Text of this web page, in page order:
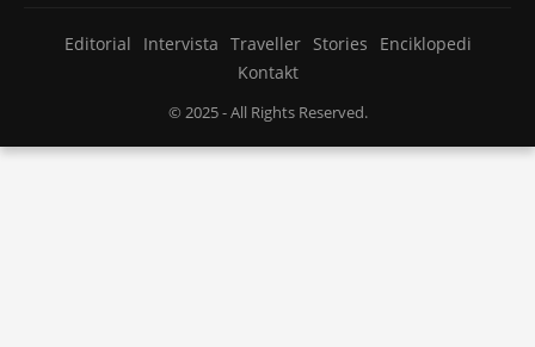
Editorial Intervista Traveller Stories
Enciklopedi
Kontakt
© 2025- All Rights Reserved.